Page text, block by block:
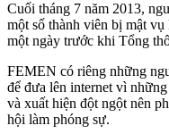
Cuối tháng 7 năm 2013,
một số thành viên bị mật
một ngày trước khi Tổng
FEMEN có riêng những
để đưa lên internet vì
và xuất hiện đột ngột nên
hội làm phóng sự.